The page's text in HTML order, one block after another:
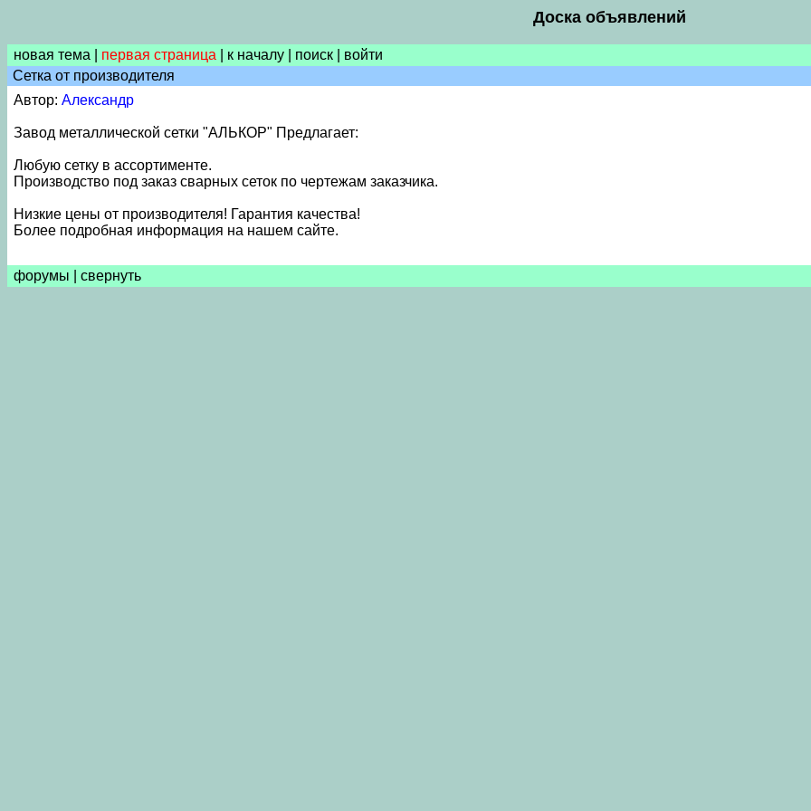
Доска объявлений
новая тема первая страница к началу поиск войти
Сетка от производителя
Автор: Александр
Завод металлической сетки "АЛЬКОР" Предлагает:
Любую сетку в ассортименте.
Производство под заказ сварных сеток по чертежам заказчика.
Низкие цены от производителя! Гарантия качества!
Более подробная информация на нашем сайте.
форумы свернуть